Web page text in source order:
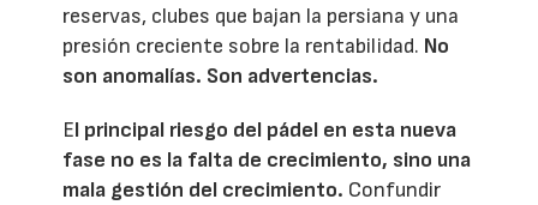
reservas, clubes que bajan la persiana y una
presión creciente sobre la rentabilidad. No
son anomalías. Son advertencias.
El principal riesgo del pádel en esta nueva
fase no es la falta de crecimiento, sino una
mala gestión del crecimiento. Confundir